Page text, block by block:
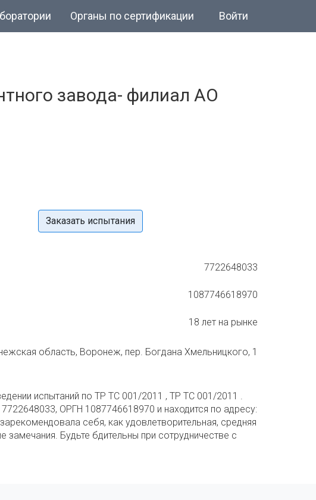
Органы по сертификации Войти
завода- филиал АО
Заказать испытания
7722648033
1087746618970
18 лет на рынке
область, Воронеж, пер. Богдана Хмельницкого, 1
испытаний по ТР ТС 001/2011 , ТР ТС 001/2011 .
ОРГН 1087746618970 и находится по адресу:
себя, как удовлетворительная, средняя
Будьте бдительны при сотрудничестве с